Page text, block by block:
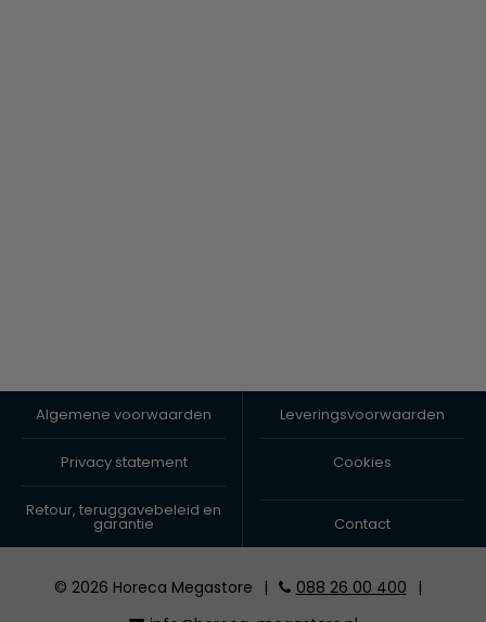
Algemene voorwaarden Leveringsvoorwaarden
Privacy statement Cookies
Retour, teruggavebeleid en
garantie Contact
© 2026 Horeca Megastore | 088 26 00 400
|